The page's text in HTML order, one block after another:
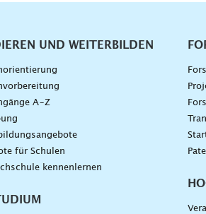
UND WEITERBILDEN
A–Z
für Schulen
kennenlernen